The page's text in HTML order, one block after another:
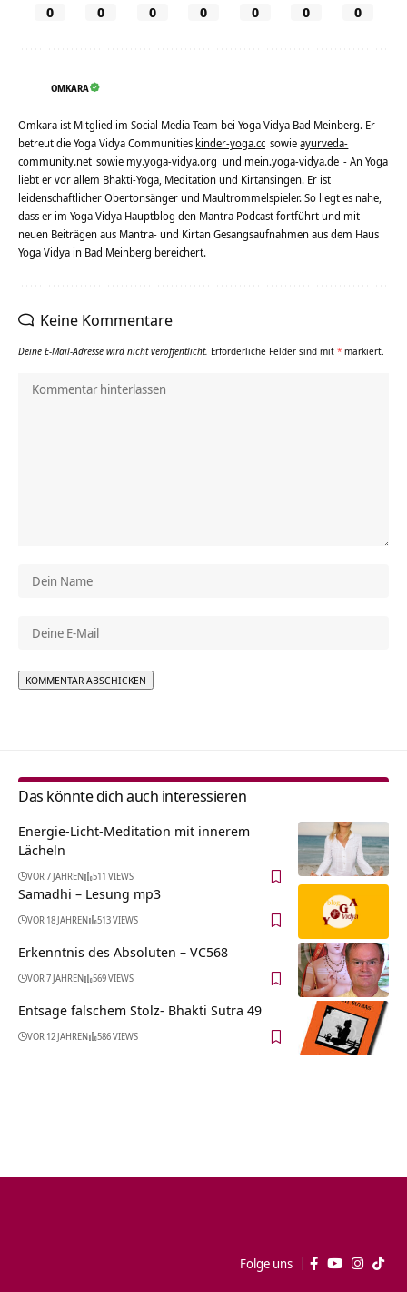
0 0 0 0 0 0 0
OMKARA
Omkara ist Mitglied im Social Media Team bei Yoga Vidya Bad Meinberg. Er
betreut die Yoga Vidya Communities kinder-yoga.cc sowieayurveda-
community.net sowie my.yoga-vidya.org und mein.yoga-vidya.de - An Yoga
liebt er vor allem Bhakti-Yoga, Meditation und Kirtansingen. Er ist
leidenschaftlicher Obertonsänger und Maultrommelspieler. So liegt es nahe,
dass er im Yoga Vidya Hauptblog den Mantra Podcast fortführt und mit
neuen Beiträgen aus Mantra- und Kirtan Gesangsaufnahmen aus dem Haus
Yoga Vidya in Bad Meinberg bereichert.
Keine Kommentare
Deine E-Mail-Adresse wird nicht veröffentlicht. Erforderliche Felder sind mit * markiert.
Das könnte dich auch interessieren
Energie-Licht-Meditation mit innerem
Lächeln
VOR 7 JAHREN 511 VIEWS
Samadhi – Lesung mp3
VOR 18 JAHREN 513 VIEWS
Erkenntnis des Absoluten – VC568
VOR 7 JAHREN 569 VIEWS
Entsage falschem Stolz- Bhakti Sutra 49
VOR 12 JAHREN 586 VIEWS
Folge uns